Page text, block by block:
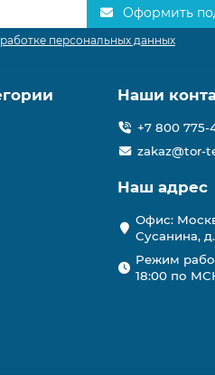
Оформить
персональных данных
Наши
+7 800 775-
zakaz@tor-
Наш адрес
Офис:
Сусанина,
Режим
18:00 по